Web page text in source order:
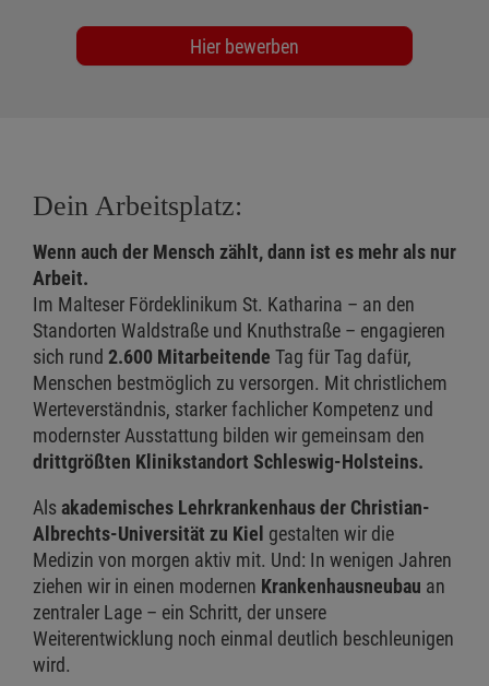
Hier bewerben
Dein Arbeitsplatz:
Wenn auch der Mensch zählt, dann ist es mehr als nur
Arbeit.
Im Malteser Fördeklinikum St. Katharina – an den
Standorten Waldstraße und Knuthstraße – engagieren
sich rund 2.600 Mitarbeitende Tag für Tag dafür,
Menschen bestmöglich zu versorgen. Mit christlichem
Werteverständnis, starker fachlicher Kompetenz und
modernster Ausstattung bilden wir gemeinsam den
drittgrößten Klinikstandort Schleswig-Holsteins.
Alsakademisches Lehrkrankenhaus der Christian-
Albrechts-Universität zu Kiel gestalten wir die
Medizin von morgen aktiv mit. Und: In wenigen Jahren
ziehen wir in einen modernen Krankenhausneubau an
zentraler Lage – ein Schritt, der unsere
Weiterentwicklung noch einmal deutlich beschleunigen
wird.